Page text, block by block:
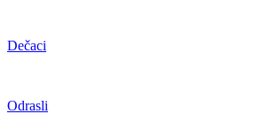
Dečaci
Odrasli